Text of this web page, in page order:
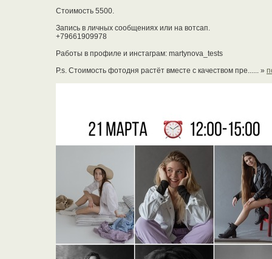
Стоимость 5500.
Запись в личных сообщениях или на вотсап.
+79661909978
Работы в профиле и инстаграм: martynova_tests
P.s. Стоимость фотодня растёт вместе с качеством пре...... »